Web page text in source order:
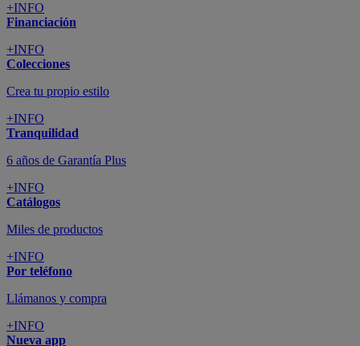
+INFO
Financiación
+INFO
Colecciones
Crea tu propio estilo
+INFO
Tranquilidad
6 años de Garantía Plus
+INFO
Catálogos
Miles de productos
+INFO
Por teléfono
Llámanos y compra
+INFO
Nueva app